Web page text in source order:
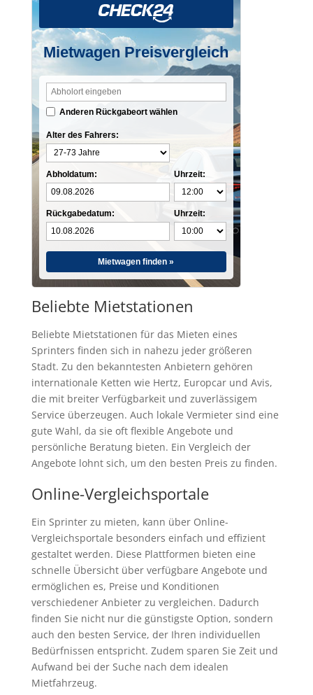
Mietwagen Preisvergleich
Anderen Rückgabeort wählen
Alter des Fahrers:
Abholdatum:
Rückgabedatum:
Uhrzeit:
Uhrzeit:
Mietwagen finden »
Beliebte Mietstationen
Beliebte Mietstationen für das Mieten eines
Sprinters finden sich in nahezu jeder größeren
Stadt. Zu den bekanntesten Anbietern gehören
internationale Ketten wie Hertz, Europcar und Avis,
die mit breiter Verfügbarkeit und zuverlässigem
Service überzeugen. Auch lokale Vermieter sind eine
gute Wahl, da sie oft flexible Angebote und
persönliche Beratung bieten. Ein Vergleich der
Angebote lohnt sich, um den besten Preis zu finden.
Online-Vergleichsportale
Ein Sprinter zu mieten, kann über Online-
Vergleichsportale besonders einfach und effizient
gestaltet werden. Diese Plattformen bieten eine
schnelle Übersicht über verfügbare Angebote und
ermöglichen es, Preise und Konditionen
verschiedener Anbieter zu vergleichen. Dadurch
finden Sie nicht nur die günstigste Option, sondern
auch den besten Service, der Ihren individuellen
Bedürfnissen entspricht. Zudem sparen Sie Zeit und
Aufwand bei der Suche nach dem idealen
Mietfahrzeug.